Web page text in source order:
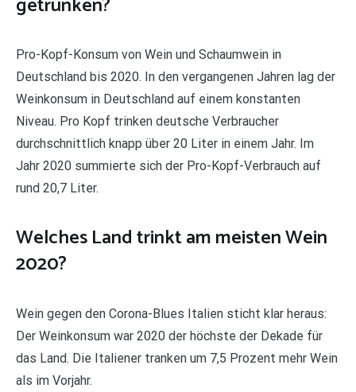
Pro-Kopf-Konsum von Wein und Schaumwein in
Deutschland bis 2020. In den vergangenen Jahren lag der
Weinkonsum in Deutschland auf einem konstanten
Niveau. Pro Kopf trinken deutsche Verbraucher
durchschnittlich knapp über 20 Liter in einem Jahr. Im
Jahr 2020 summierte sich der Pro-Kopf-Verbrauch auf
rund 20,7 Liter.
Welches Land trinkt am meisten Wein
2020?
Wein gegen den Corona-Blues Italien sticht klar heraus:
Der Weinkonsum war 2020 der höchste der Dekade für
das Land. Die Italiener tranken um 7,5 Prozent mehr Wein
als im Vorjahr.